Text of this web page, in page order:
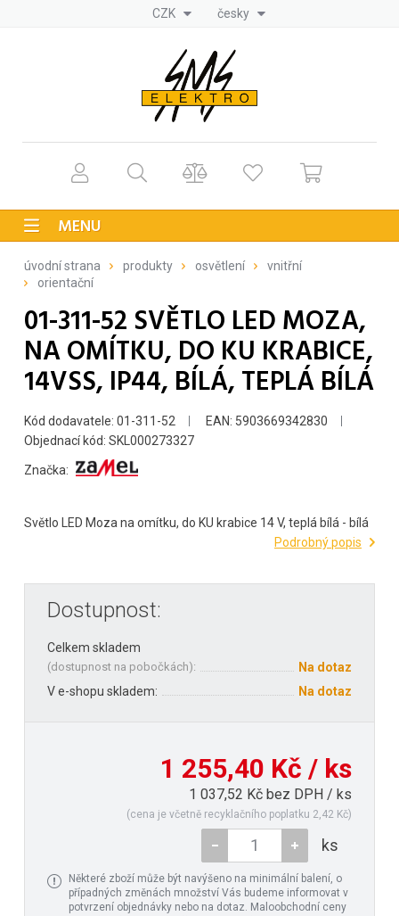
CZK česky
MENU
úvodní strana produkty osvětlení
vnitřní
orientační
01-311-52 SVĚTLO LED MOZA,
NA OMÍTKU, DO KU KRABICE,
14VSS, IP44, BÍLÁ, TEPLÁ BÍLÁ
Kód dodavatele: 01-311-52
EAN: 5903669342830
Objednací kód: SKL000273327
Značka:
Světlo LED Moza na omítku, do KU krabice 14 V, teplá bílá - bílá
Podrobný popis
Dostupnost:
Celkem skladem
(dostupnost na pobočkách):
Na dotaz
V e-shopu skladem:
Na dotaz
1 255,40 Kč / ks
1 037,52 Kč bez DPH / ks
(cena je včetně recyklačního poplatku 2,42 Kč)
ks
Některé zboží může být navýšeno na minimální balení, o
případných změnách množství Vás budeme informovat v
potvrzení objednávky nebo na dotaz. Maloobchodní ceny